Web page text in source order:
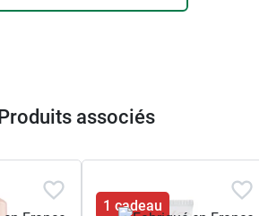
Produits associés
1 cadeau